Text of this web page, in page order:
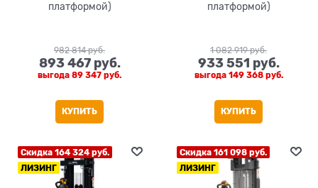
платформой)
982 814 руб.
893 467 руб.
выгода 89 347 руб.
КУПИТЬ
платформой)
1 082 919 руб.
933 551 руб.
выгода 149 368 руб.
КУПИТЬ
Скидка 164 324 руб.
ЛИЗИНГ
Скидка 161 098 руб.
ЛИЗИНГ